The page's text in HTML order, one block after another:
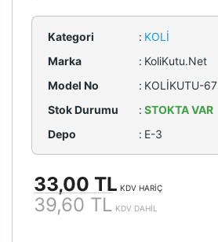
Kategori : KOLI
Marka
: KoliKutu.Net
Model No
: KOLİKUTU-67
Stok Durumu
: STOKTA VAR
Depo
: E-3
33,00 TL KDV HARİÇ
39,60 TL KDV DAHİL